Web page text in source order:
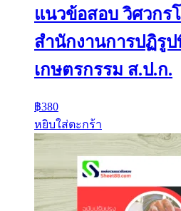
แนวข้อสอบ วิศวกร
สำนักงานการปฏิรู
เกษตรกรรม ส.ป.ก.
฿380
หยิบใส่ตะกร้า